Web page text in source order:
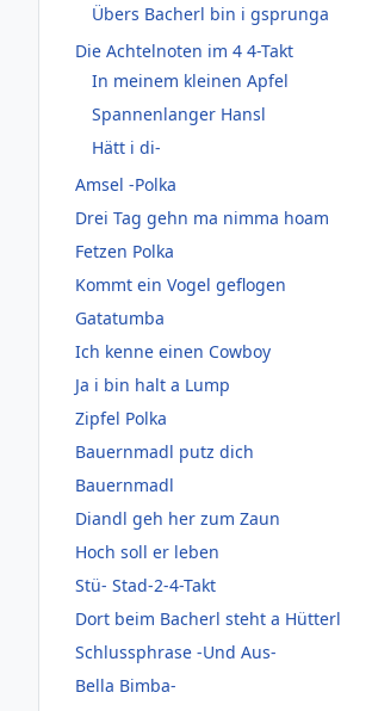
Übers Bacherl bin i gsprunga
Die Achtelnoten im 4 4-Takt
In meinem kleinen Apfel
Spannenlanger Hansl
Hätt i di-
Amsel -Polka
Drei Tag gehn ma nimma hoam
Fetzen Polka
Kommt ein Vogel geflogen
Gatatumba
Ich kenne einen Cowboy
Ja i bin halt a Lump
Zipfel Polka
Bauernmadl putz dich
Bauernmadl
Diandl geh her zum Zaun
Hoch soll er leben
Stü- Stad-2-4-Takt
Dort beim Bacherl steht a Hütterl
Schlussphrase -Und Aus-
Bella Bimba-